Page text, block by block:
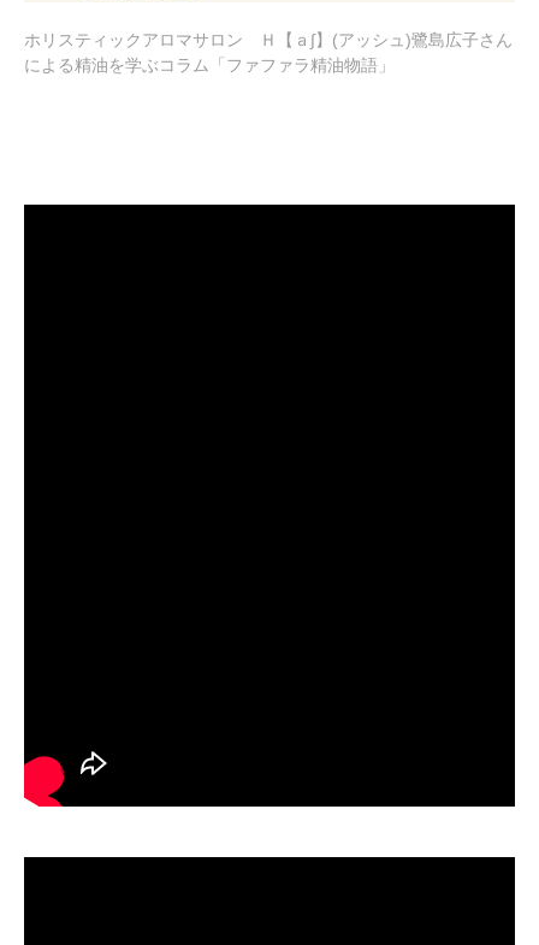
ホリスティックアロマサロン Ｈ【ａ∫】(アッシュ)鷺島広子さん
による精油を学ぶコラム「ファファラ精油物語」